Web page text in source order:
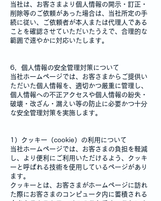
当社は、お客さまより個人情報の開示・訂正・
削除等のご依頼があった場合は、当社所定の手
続に従い、ご依頼者が本人または代理人である
ことを確認させていただいたうえで、合理的な
範囲で速やかに対応いたします。
6．個人情報の安全管理対策について
当社ホームページでは、お客さまからご提供い
ただいた個人情報を、適切かつ厳重に管理し、
個人情報への不正アクセスや個人情報の紛失・
破壊・改ざん・漏えい等の防止に必要かつ十分
な安全管理対策を実施します。
1）クッキー（cookie）の利用について
当社ホームページでは、お客さまの負担を軽減
し、より便利にご利用いただけるよう、クッキ
ーと呼ばれる技術を使用しているページがあり
ます。
クッキーとは、お客さまがホームページに訪れ
た際にお客さまのコンピュータ内に蓄積される